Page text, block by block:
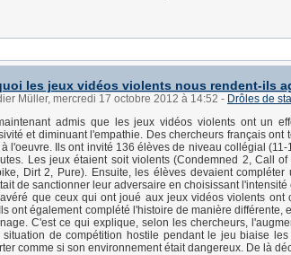
les jeux vidéos violents nous rendent-ils
Müller, mercredi 17 octobre 2012 à 14:52 - Drôles de
admis que les jeux vidéos violents ont un
et diminuant l'empathie. Des chercheurs français
l'oeuvre. Ils ont invité 136 élèves de niveau collégial
Les jeux étaient soit violents (Condemned 2, Call
Dirt 2, Pure). Ensuite, les élèves devaient
de sanctionner leur adversaire en choisissant
avéré que ceux qui ont joué aux jeux vidéos violents
ont également complété l'histoire de manière différente,
C'est ce qui explique, selon les chercheurs,
situation de compétition hostile pendant le jeu biaise
comme si son environnement était dangereux. De là